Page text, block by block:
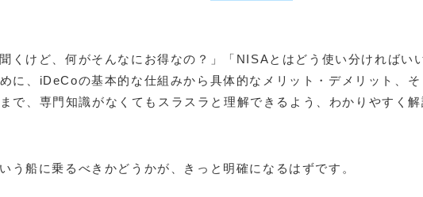
くけど、何がそんなにお得なの？」「NISAとはどう使い分ければい
に、iDeCoの基本的な仕組みから具体的なメリット・デメリット、そ
で、専門知識がなくてもスラスラと理解できるよう、わかりやすく
う船に乗るべきかどうかが、きっと明確になるはずです。